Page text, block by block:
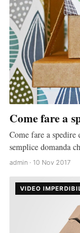
Come fare a
Come fare a spedire
semplice domanda
admin · 10 Nov 2017
VIDEO